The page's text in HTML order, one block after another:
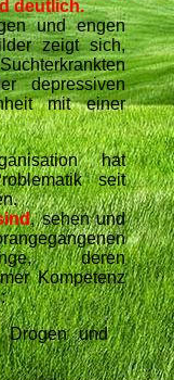
deutlich.
und engen
zeigt sich,
depressiven
mit einer
hat
seit
, sehen und
deren
Kompetenz
Drogen und